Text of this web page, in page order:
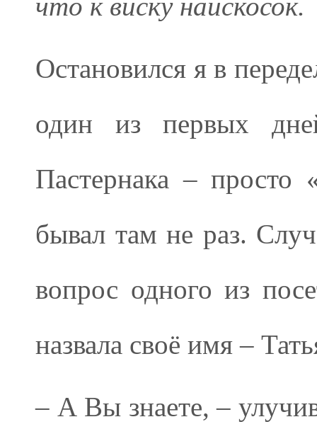
Остановился я в
один из первых
Пастернака – просто
бывал там не раз.
вопрос одного из
назвала своё имя –
– А Вы знаете, –